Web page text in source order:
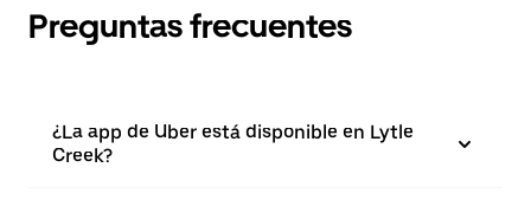
Preguntas frecuentes
¿La app de Uber está disponible en Lytle
Creek?